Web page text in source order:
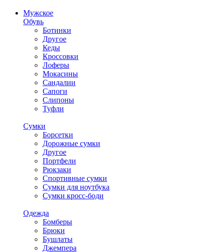
Мужское
Обувь
Ботинки
Другое
Кеды
Кроссовки
Лоферы
Мокасины
Сандалии
Сапоги
Слипоны
Туфли
Сумки
Борсетки
Дорожные сумки
Другое
Портфели
Рюкзаки
Спортивные сумки
Сумки для ноутбука
Сумки кросс-боди
Одежда
Бомберы
Брюки
Бушлаты
Джемпера